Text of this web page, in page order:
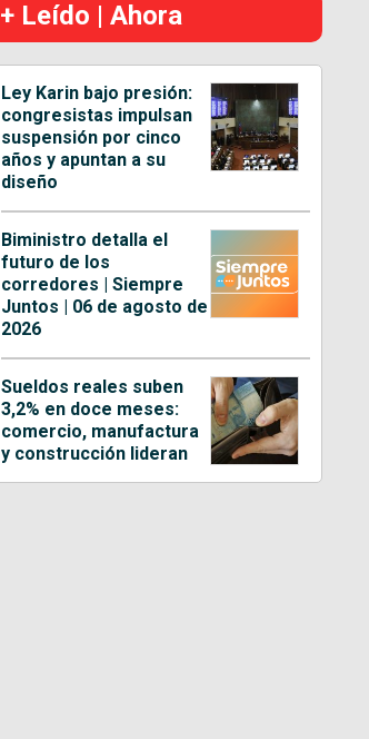
+ Leído | Ahora
Ley Karin bajo presión:
congresistas impulsan
suspensión por cinco
años y apuntan a su
diseño
Biministro detalla el
futuro de los
corredores | Siempre
Juntos | 06 de agosto de
2026
Sueldos reales suben
3,2% en doce meses:
comercio, manufactura
y construcción lideran